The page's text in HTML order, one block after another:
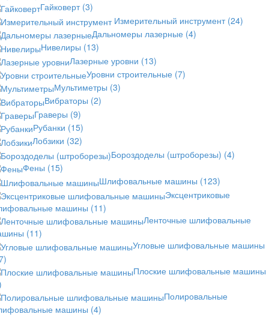
Гайковерт (3)
Измерительный инструмент (24)
Дальномеры лазерные (4)
Нивелиры (13)
Лазерные уровни (13)
Уровни строительные (7)
Мультиметры (3)
Вибраторы (2)
Граверы (9)
Рубанки (15)
Лобзики (32)
Бороздоделы (штроборезы) (4)
Фены (15)
Шлифовальные машины (123)
Эксцентриковые
машины (11)
Ленточные шлифовальные
(11)
Угловые шлифовальные машины
Плоские шлифовальные машины
Полировальные
машины (4)